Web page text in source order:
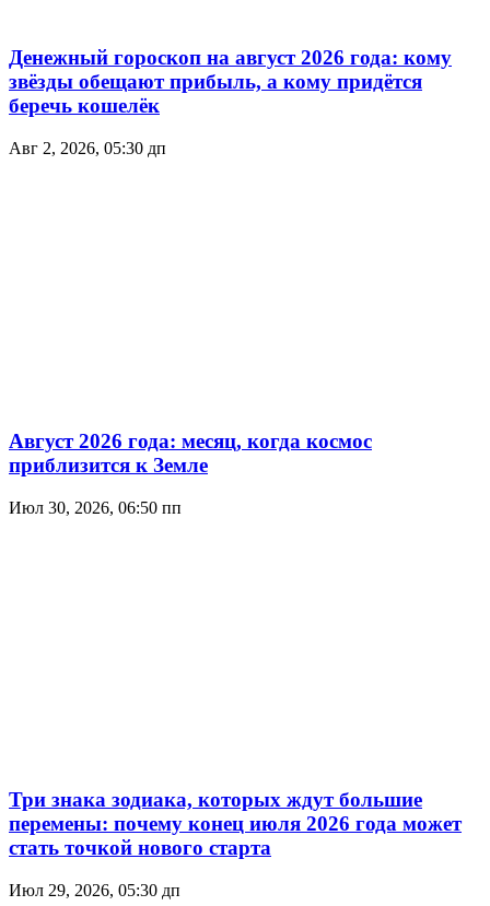
Денежный гороскоп на август 2026 года: кому
звёзды обещают прибыль, а кому придётся
беречь кошелёк
Авг 2, 2026, 05:30 дп
Август 2026 года: месяц, когда космос
приблизится к Земле
Июл 30, 2026, 06:50 пп
Три знака зодиака, которых ждут большие
перемены: почему конец июля 2026 года может
стать точкой нового старта
Июл 29, 2026, 05:30 дп